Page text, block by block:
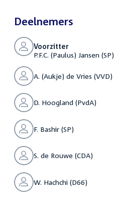
Deelnemers
Voorzitter
P.F.C. (Paulus) Jansen (SP)
A. (Aukje) de Vries (VVD)
D. Hoogland (PvdA)
F. Bashir (SP)
S. de Rouwe (CDA)
W. Hachchi (D66)